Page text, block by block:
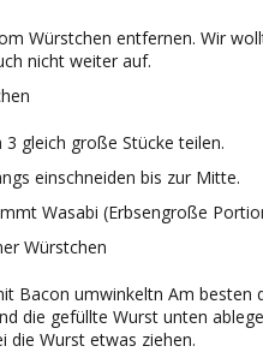
Würstchen entfernen. Wir
nicht weiter auf.
3 gleich große Stücke teilen.
einschneiden bis zur Mitte.
Wasabi (Erbsengroße
Bacon umwinkeltn Am besten
die gefüllte Wurst unten
die Wurst etwas ziehen.